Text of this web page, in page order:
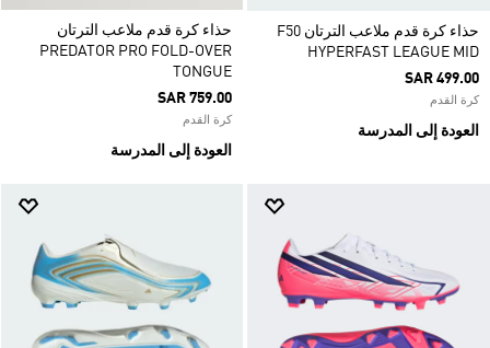
حذاء كرة قدم ملاعب الترتان F50
HYPERFAST LEAGUE MID
SAR 499.00
كرة القدم
العودة إلى المدرسة
حذاء كرة قدم ملاعب الترتان
PREDATOR PRO FOLD-OVER
TONGUE
SAR 759.00
كرة القدم
العودة إلى المدرسة